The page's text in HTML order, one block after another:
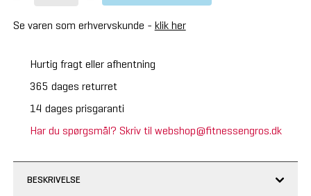
Se varen som erhvervskunde - klik her
Hurtig fragt eller afhentning
365 dages returret
14 dages prisgaranti
Har du spørgsmål? Skriv til webshop@fitnessengros.dk
BESKRIVELSE